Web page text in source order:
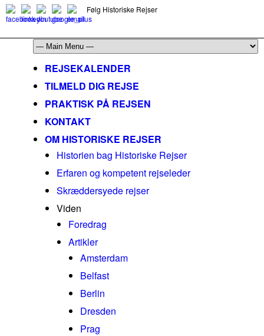
Følg Historiske Rejser
REJSEKALENDER
TILMELD DIG REJSE
PRAKTISK PÅ REJSEN
KONTAKT
OM HISTORISKE REJSER
Historien bag Historiske Rejser
Erfaren og kompetent rejseleder
Skræddersyede rejser
Viden
Foredrag
Artikler
Amsterdam
Belfast
Berlin
Dresden
Prag